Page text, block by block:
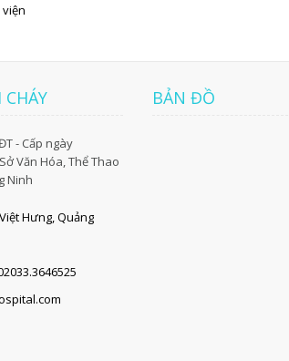
- Cấp ngày
Văn Hóa, Thể Thao
Ninh
Hưng, Quảng
BẢN ĐỒ